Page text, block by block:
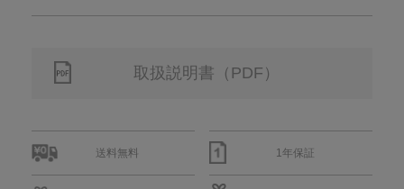
取扱説明書（PDF）
送料無料 1年保証